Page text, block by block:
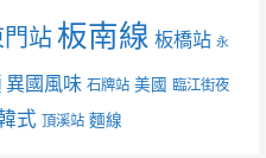
站板南線 板橋站 永
異國風味 石牌站 美國 臨江街夜
式 頂溪站 麵線